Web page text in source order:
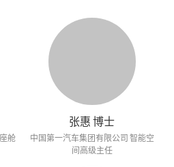
舱
张惠 博士
中国第一汽车集团有限公司 智能空
间高级主任